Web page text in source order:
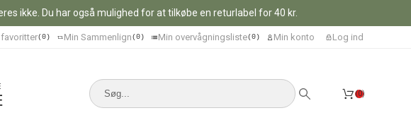
ikke. Du har også mulighed for at tilkøbe en returlabel for 40 kr.
0 Min Sammenlign 0 Min overvågningsliste 0 Min konto Log ind
0